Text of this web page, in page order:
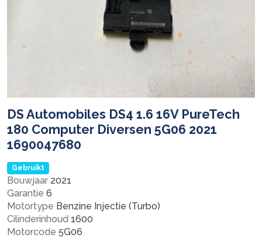
DS Automobiles DS4 1.6 16V PureTech
180 Computer Diversen 5G06 2021
1690047680
Gebruikt
Bouwjaar 2021
Garantie 6
Motortype Benzine Injectie (Turbo)
Cilinderinhoud 1600
Motorcode 5G06